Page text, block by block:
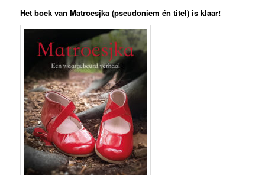
Het boek van Matroesjka (pseudoniem én titel) is klaar!